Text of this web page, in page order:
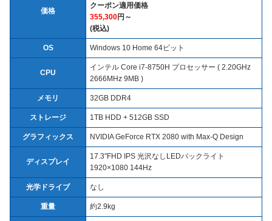
価格
クーポン適用価格
355,300円～
(税込)
OS Windows 10 Home 64ビット
CPU
インテル Core i7-8750H プロセッサー ( 2.20GHz
2666MHz 9MB )
メモリ 32GB DDR4
ストレージ 1TB HDD + 512GB SSD
グラフィックス NVIDIA GeForce RTX 2080 with Max-Q Design
ディスプレイ
17.3″FHD IPS 光沢なしLEDバックライト
1920×1080 144Hz
光学ドライブ なし
重量 約2.9kg